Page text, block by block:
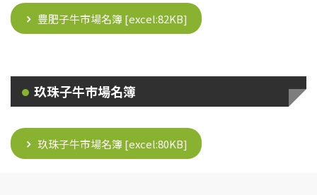
豊肥子牛市場名簿 [excel:82KB]
玖珠子牛市場名簿
玖珠子牛市場名簿 [excel:80KB]